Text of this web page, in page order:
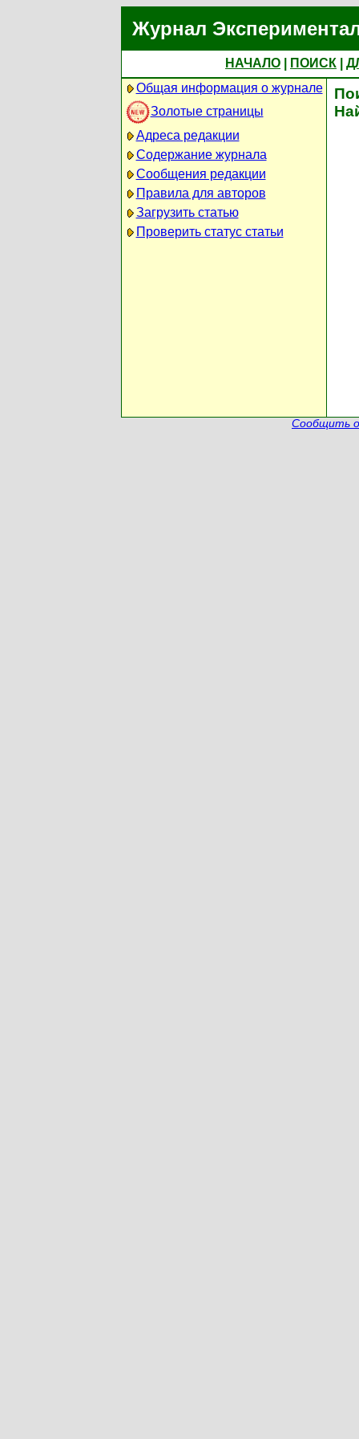
Журнал
НАЧАЛО ПОИСК
Общая информация о журнале
Золотые страницы
Адреса редакции
Содержание журнала
Сообщения редакции
Правила для авторов
Загрузить статью
Проверить статус статьи
Сообщить о